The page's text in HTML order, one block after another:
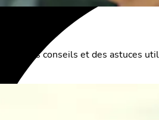
des conseils et des astuces